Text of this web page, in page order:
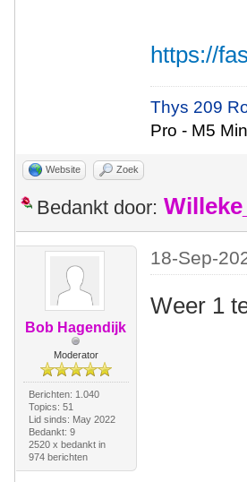
https://
Thys 209
Pro - M5
Website Zoek
Bedankt door:
Bob Hagendijk
Moderator
Berichten: 1.040
Topics: 51
Lid sinds: May 2022
Bedankt: 9
2520 x bedankt in
974 berichten
18-Sep-
Weer 1